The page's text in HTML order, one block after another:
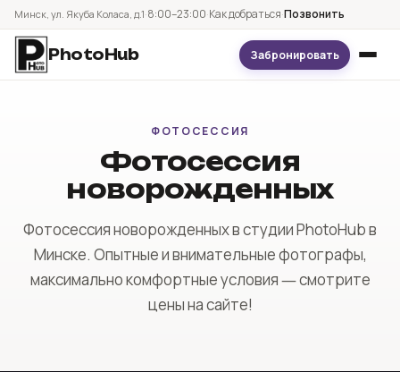
Минск, ул. Якуба Коласа, д.1·8:00–23:00·Как добраться·Позвонить
PhotoHub Забронировать
Фотосессия под ключ
Услуги
ФОТОСЕССИЯ
Фотосессия
новорожденных
Фотосессия новорожденных в студии PhotoHub в
Минске. Опытные и внимательные фотографы,
максимально комфортные условия ― смотрите
цены на сайте!